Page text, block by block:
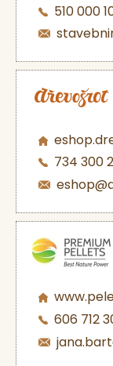
510 000
734 300
606 712